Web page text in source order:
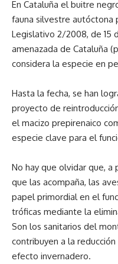
En Cataluña el buitre
fauna silvestre
Legislativo 2/2008, de 15
amenazada de Cataluña
considera la especie en
Hasta la fecha, se han
proyecto de
el macizo prepirenaico
especie clave para el
No hay que olvidar que, a
que las acompaña, las
papel primordial en el
tróficas mediante la
Son los sanitarios del
contribuyen a la
efecto invernadero.